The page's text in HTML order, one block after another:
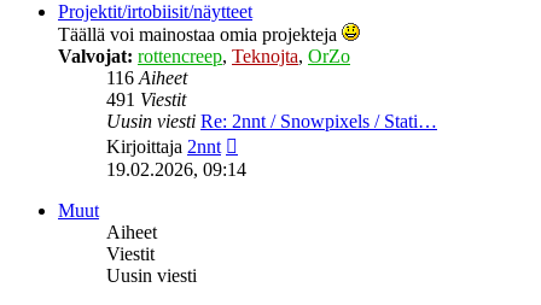
Projektit/irtobiisit/näytteet
Täällä voi mainostaa omia projekteja
Valvojat: rottencreep, Teknojta, OrZo
116Aiheet
491 Viestit
Uusin viesti Re: 2nnt / Snowpixels / Stati…
Kirjoittaja 2nnt
uusin
19.02.2026, 09:14
Muut
Aiheet
Viestit
Uusin viesti